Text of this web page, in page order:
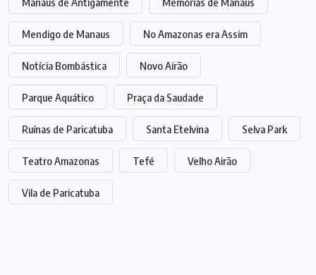
Mendigo de Manaus No Amazonas era Assim
Notícia Bombástica Novo Airão
Parque Aquático Praça da Saudade
Ruínas de Paricatuba Santa Etelvina Selva Park
Teatro Amazonas Tefé Velho Airão
Vila de Paricatuba